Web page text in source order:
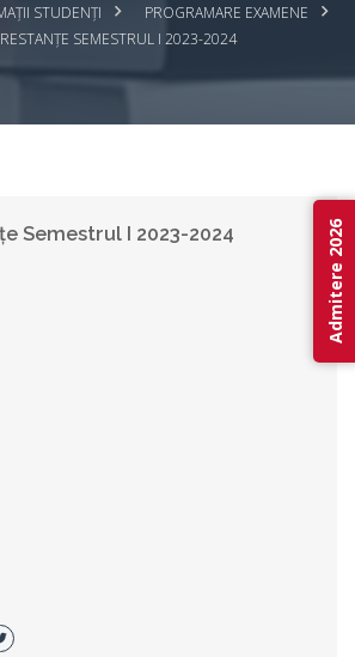
STUDENȚI
PROGRAMARE EXAMENE
SEMESTRUL I 2023-2024
Semestrul I 2023-2024 Admitere 2026